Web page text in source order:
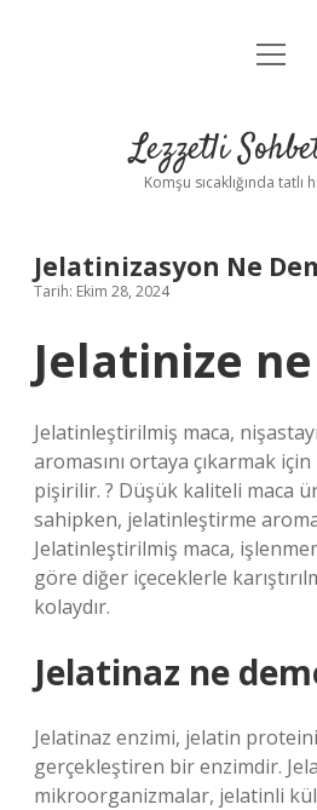
Anasayfa
Yasal
menüyü
Lezzetli
Komşu sıcaklığında tatlı
Jelatinizasyon Ne
Tarih: Ekim 28, 2024
Jelatinize
Jelatinleştirilmiş maca,
aromasını ortaya çıkarmak
pişirilir. ? Düşük kaliteli maca
sahipken, jelatinleştirme
Jelatinleştirilmiş maca,
göre diğer içeceklerle
kolaydır.
Jelatinaz ne
Jelatinaz enzimi, jelatin
gerçekleştiren bir enzimdir.
mikroorganizmalar, jelatinli